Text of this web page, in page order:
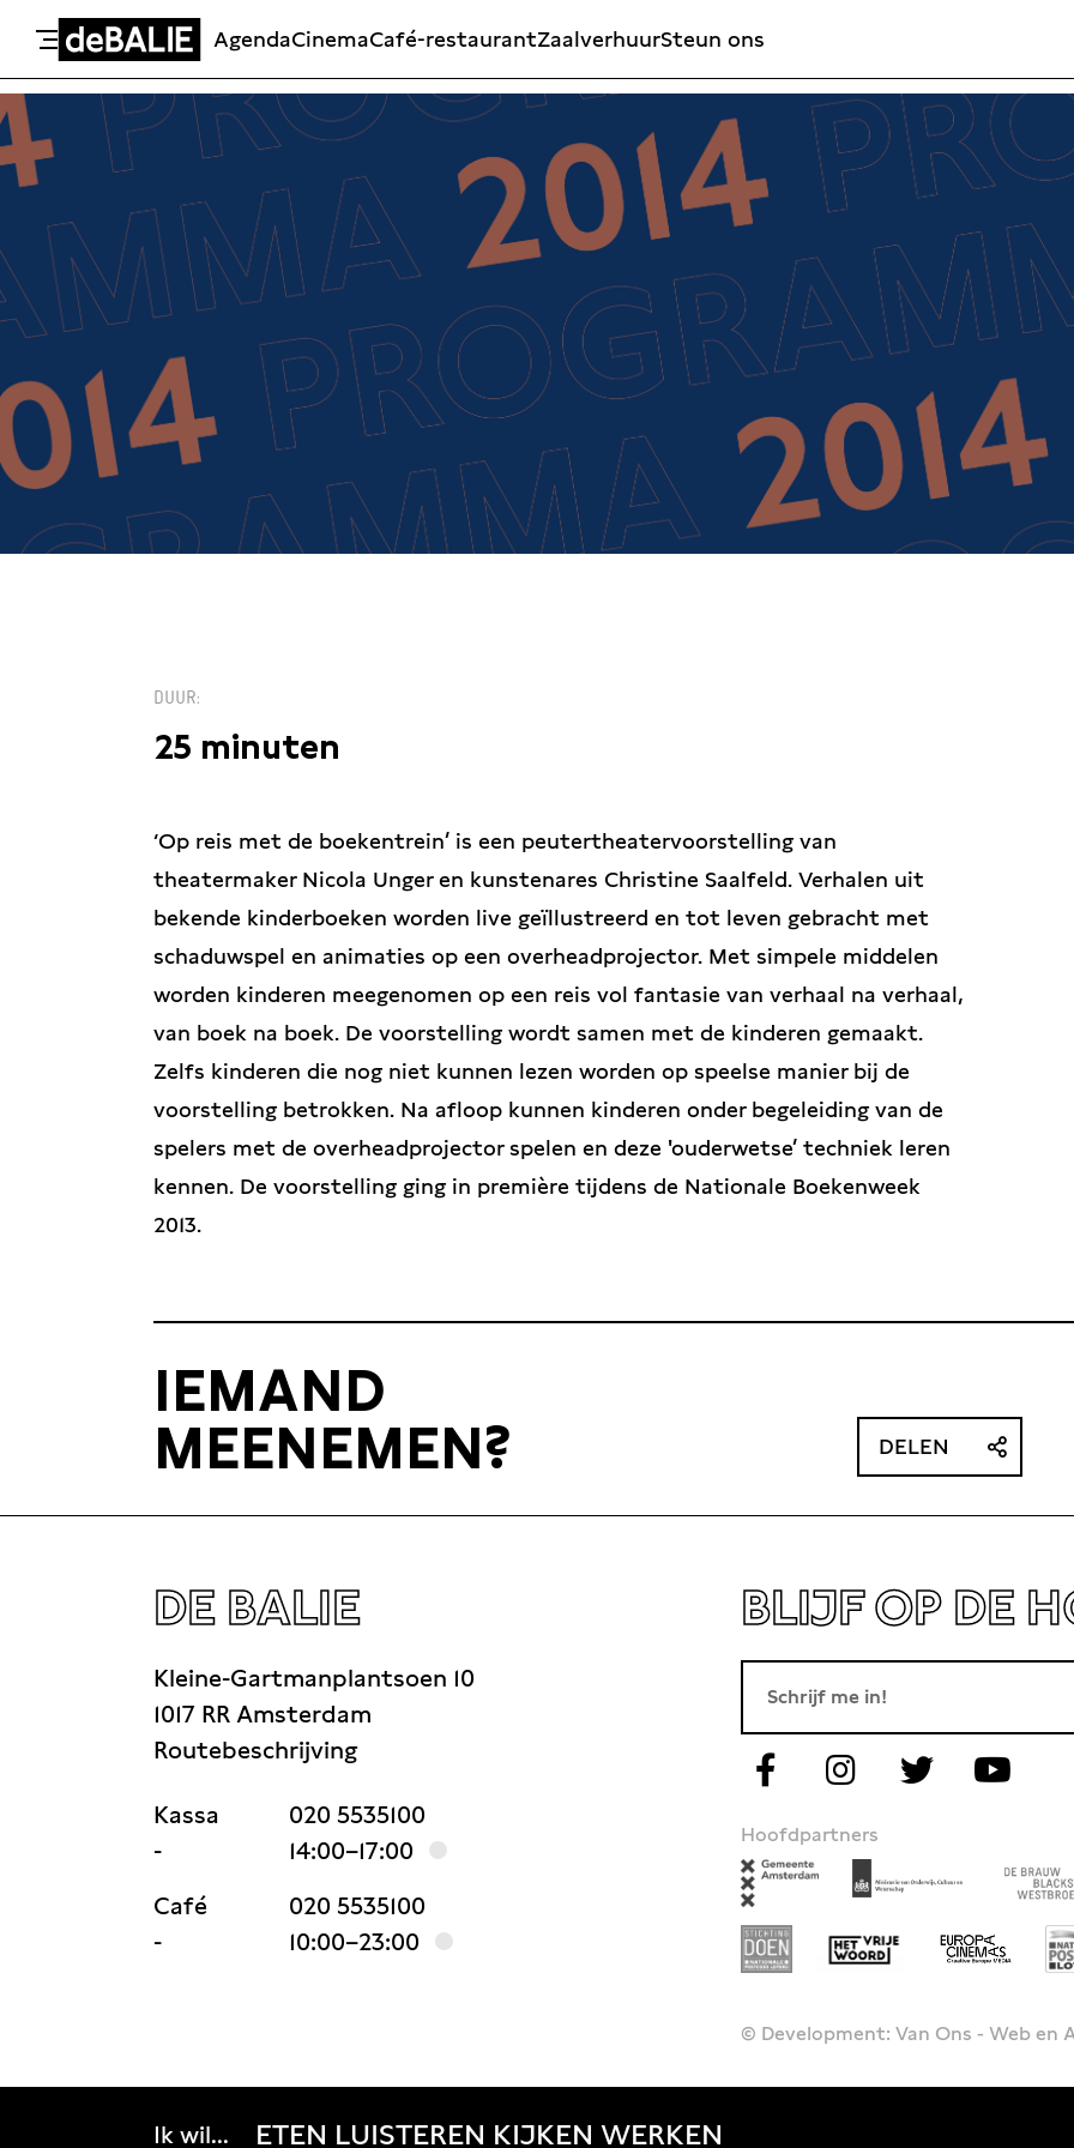
Meteen naar de content
De Balie
AgendaCinemaCafé-restaurantZaalverhuurSteun ons
DUUR
25 minuten
‘Op reis met de boekentrein’ is een peutertheatervoorstelling van
theatermaker Nicola Unger en kunstenares Christine Saalfeld. Verhalen uit
bekende kinderboeken worden live geïllustreerd en tot leven gebracht met
schaduwspel en animaties op een overheadprojector. Met simpele middelen
worden kinderen meegenomen op een reis vol fantasie van verhaal na verhaal,
van boek na boek. De voorstelling wordt samen met de kinderen gemaakt.
Zelfs kinderen die nog niet kunnen lezen worden op speelse manier bij de
voorstelling betrokken. Na afloop kunnen kinderen onder begeleiding van de
spelers met de overheadprojector spelen en deze 'ouderwetse’ techniek leren
kennen. De voorstelling ging in première tijdens de Nationale Boekenweek
2013.
IEMAND
MEENEMEN?
DELEN
DE BALIE
Kleine-Gartmanplantsoen 10
1017 RR Amsterdam
Routebeschrijving
Kassa
020 5535100
-
14:00–17:00
Café
020 5535100
-
10:00–23:00
BLIJF OP DE
Hoofdpartners
© Development: Van Ons - Web en
Ik wil... ETEN LUISTEREN KIJKEN WERKEN